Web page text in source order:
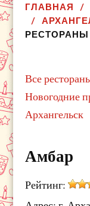
ГЛАВНАЯ
РЕСТОРАНЫ
Все
Новогодние
Архангельск
Амбар
Рейтинг: